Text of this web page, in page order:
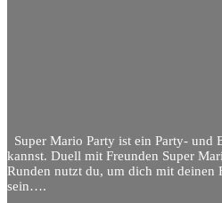
Super Mario Party ist ein Party- und
kannst. Duell mit Freunden Super
Runden nutzt du, um dich mit deinen
sein….